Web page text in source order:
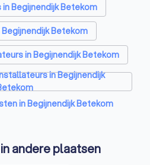
Begijnendijk Betekom
Betekom
in Begijnendijk Betekom
in Begijnendijk
Begijnendijk Betekom
in Begijnendijk Betekom
in Begijnendijk Betekom
andere plaatsen